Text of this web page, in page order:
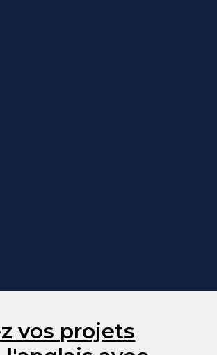
vos projets